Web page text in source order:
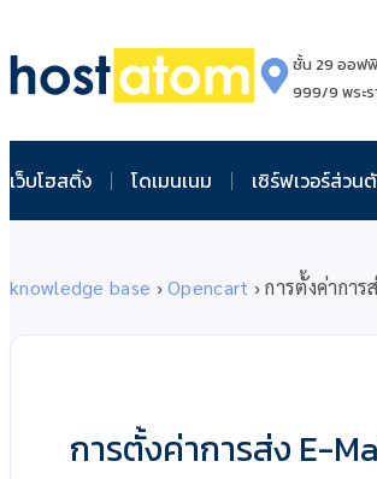
ชั้น 29 ออฟ
999/9 พระร
เว็บโฮสติ้ง โดเมนเนม เซิร์ฟเวอร์ส่วน
knowledge base › Opencart ›การตั้งค่าการ
การตั้งค่าการส่ง E-